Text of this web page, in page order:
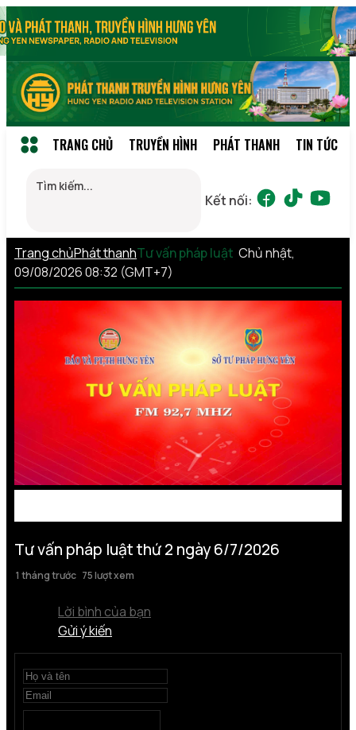
TRANG CHỦ TRUYỀN HÌNH PHÁT THANH TIN TỨC
Kết nối:
Trang chủPhát thanhTư vấn pháp luật Chủ nhật,
09/08/2026 08:32 (GMT+7)
Tư vấn pháp luật thứ 2 ngày 6/7/2026
1 tháng trước 75 lượt xem
Lời bình của bạn
Gửi ý kiến